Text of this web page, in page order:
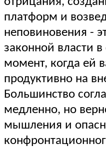
платформ и
неповиновения -
законной власти
момент, когда ей
продуктивно на
Большинство
медленно, но
мышления и